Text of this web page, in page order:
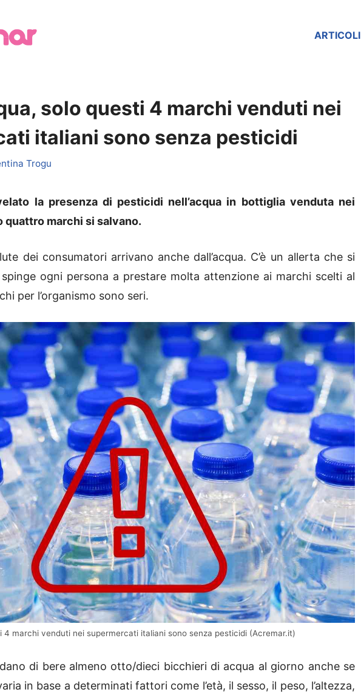
ARTICOLI
solo questi 4 marchi venduti nei
italiani sono senza pesticidi
Trogu
la presenza di pesticidi nell’acqua in bottiglia venduta nei
quattro marchi si salvano.
dei consumatori arrivano anche dall’acqua. C’è un allerta che si
ogni persona a prestare molta attenzione ai marchi scelti al
per l’organismo sono seri.
4 marchi venduti nei supermercati italiani sono senza pesticidi (Acremar.it)
di bere almeno otto/dieci bicchieri di acqua al giorno anche se
in base a determinati fattori come l’età, il sesso, il peso, l’altezza,